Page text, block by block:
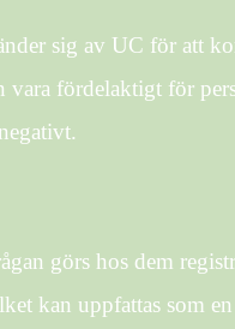
sig av UC för att
fördelaktigt för
görs hos dem
kan uppfattas som